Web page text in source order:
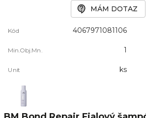
Kód 4067971081106
Min.Obj.Mn. 1
Unit ks
MÁM DOTAZ